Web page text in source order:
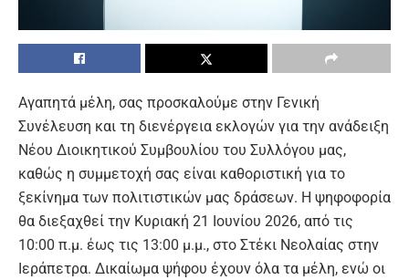
Αγαπητά μέλη, σας προσκαλούμε στην Γενική
Συνέλευση και τη διενέργεια εκλογών για την ανάδειξη
Νέου Διοικητικού Συμβουλίου του Συλλόγου μας,
καθώς η συμμετοχή σας είναι καθοριστική για το
ξεκίνημα των πολιτιστικών μας δράσεων. Η ψηφοφορία
θα διεξαχθεί την Κυριακή 21 Ιουνίου 2026, από τις
10:00 π.μ. έως τις 13:00 μ.μ., στο Στέκι Νεολαίας στην
Ιεράπετρα. Δικαίωμα ψήφου έχουν όλα τα μέλη, ενώ οι